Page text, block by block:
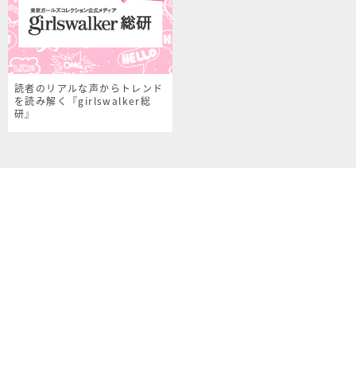
読者のリアルな声からトレンド
を読み解く『girlswalker総
研』